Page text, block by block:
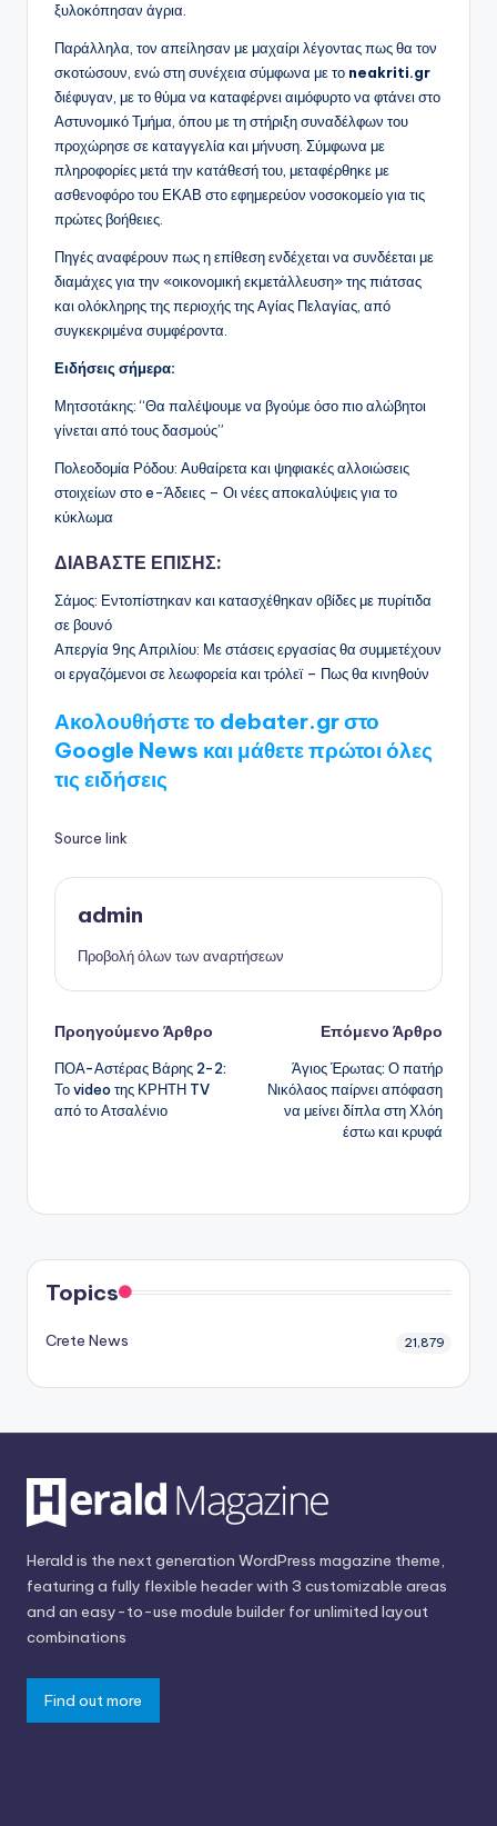
ξυλοκόπησαν άγρια.
Παράλληλα, τον απείλησαν με μαχαίρι λέγοντας πως θα τον
σκοτώσουν, ενώ στη συνέχεια σύμφωνα με το neakriti.gr
διέφυγαν, με το θύμα να καταφέρνει αιμόφυρτο να φτάνει στο
Αστυνομικό Τμήμα, όπου με τη στήριξη συναδέλφων του
προχώρησε σε καταγγελία και μήνυση. Σύμφωνα με
πληροφορίες μετά την κατάθεσή του, μεταφέρθηκε με
ασθενοφόρο του ΕΚΑΒ στο εφημερεύον νοσοκομείο για τις
πρώτες βοήθειες.
Πηγές αναφέρουν πως η επίθεση ενδέχεται να συνδέεται με
διαμάχες για την «οικονομική εκμετάλλευση» της πιάτσας
και ολόκληρης της περιοχής της Αγίας Πελαγίας, από
συγκεκριμένα συμφέροντα.
Ειδήσεις σήμερα:
Μητσοτάκης: “Θα παλέψουμε να βγούμε όσο πιο αλώβητοι
γίνεται από τους δασμούς”
Πολεοδομία Ρόδου: Αυθαίρετα και ψηφιακές αλλοιώσεις
στοιχείων στο e-Άδειες – Οι νέες αποκαλύψεις για το
κύκλωμα
ΔΙΑΒΑΣΤΕ ΕΠΙΣΗΣ:
Σάμος: Εντοπίστηκαν και κατασχέθηκαν οβίδες με πυρίτιδα
σε βουνό
Απεργία 9ης Απριλίου: Με στάσεις εργασίας θα συμμετέχουν
οι εργαζόμενοι σε λεωφορεία και τρόλεϊ – Πως θα κινηθούν
Ακολουθήστε το debater.gr στο
Google News και μάθετε πρώτοι όλες
τις ειδήσεις
Source link
admin
Προβολή όλων των αναρτήσεων
Πλοήγηση
δημοσιεύσεων
Προηγούμενο Άρθρο
ΠΟΑ-Αστέρας Βάρης 2-2:
Το video της ΚΡΗΤΗ TV
από το Ατσαλένιο
Επόμενο Άρθρο
Άγιος Έρωτας: Ο πατήρ
Νικόλαος παίρνει απόφαση
να μείνει δίπλα στη Χλόη
έστω και κρυφά
Topics
Crete News 21,879
Herald is the next generation WordPress magazine theme,
featuring a fully flexible header with 3 customizable areas
and an easy-to-use module builder for unlimited layout
combinations
Find out more